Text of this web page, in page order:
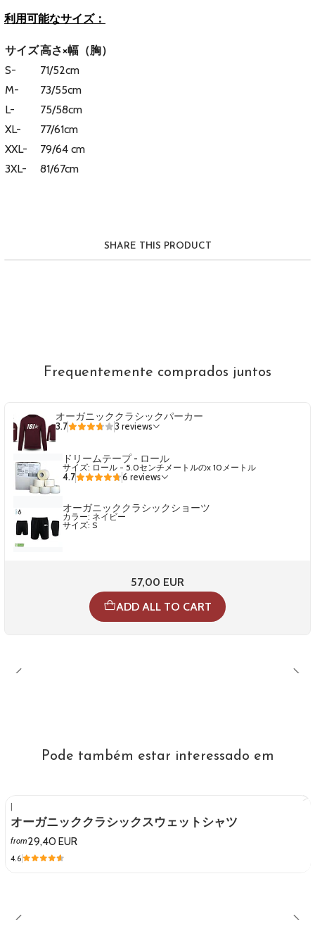
利用可能なサイズ：
サイズ高さ×幅（胸）
S-
71/52cm
M-
73/55cm
L-
75/58cm
XL-
77/61cm
XXL-
79/64 cm
3XL-
81/67cm
SHARE THIS PRODUCT
Frequentemente comprados juntos
オーガニッククラシックパーカー
3.7 3 reviews
ドリームテープ - ロール
サイズ: ロール - 5.0センチメートルのx 10メートル
4.7
6 reviews
オーガニッククラシックショーツ
カラー: ネイビー
サイズ: S
57,00 EUR
ADD ALL TO CART
Pode também estar interessado em
|
オーガニッククラシックスウェットシャツ
from29,40 EUR
4.6